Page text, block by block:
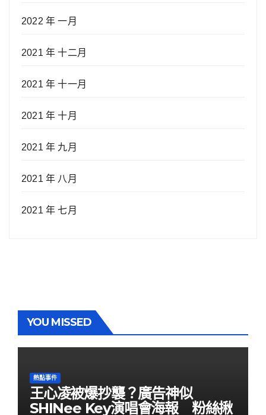
2022 年 一月
2021 年 十二月
2021 年 十一月
2021 年 十月
2021 年 九月
2021 年 八月
2021 年 七月
YOU MISSED
熱點事件
王心凌被爆抄襲？廣告神似
SHINee Key演唱會海報 粉絲揪